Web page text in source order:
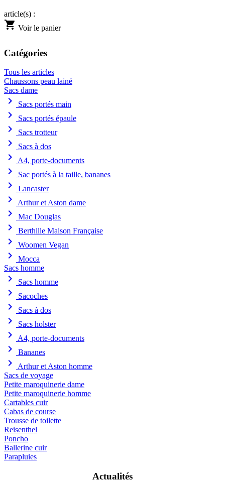
article(s) :
shopping_cart Voir le panier
Catégories
Tous les articles
Chaussons peau lainé
Sacs dame
chevron_right Sacs portés main
chevron_right Sacs portés épaule
chevron_right Sacs trotteur
chevron_right Sacs à dos
chevron_right A4, porte-documents
chevron_right Sac portés à la taille, bananes
chevron_right Lancaster
chevron_right Arthur et Aston dame
chevron_right Mac Douglas
chevron_right Berthille Maison Française
chevron_right Woomen Vegan
chevron_right
Mocca
Sacs homme
chevron_right Sacs homme
chevron_right Sacoches
chevron_right Sacs à dos
chevron_right Sacs holster
chevron_right A4, porte-documents
chevron_right Bananes
chevron_right
Arthur et Aston homme
Sacs de voyage
Petite maroquinerie dame
Petite maroquinerie homme
Cartables cuir
Cabas de course
Trousse de toilette
Reisenthel
Poncho
Ballerine cuir
Parapluies
Actualités